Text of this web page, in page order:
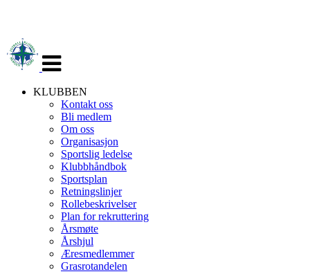
navigasjon
KLUBBEN
Kontakt oss
Bli medlem
Om oss
Organisasjon
Sportslig ledelse
Klubbhåndbok
Sportsplan
Retningslinjer
Rollebeskrivelser
Plan for rekruttering
Årsmøte
Årshjul
Æresmedlemmer
Grasrotandelen